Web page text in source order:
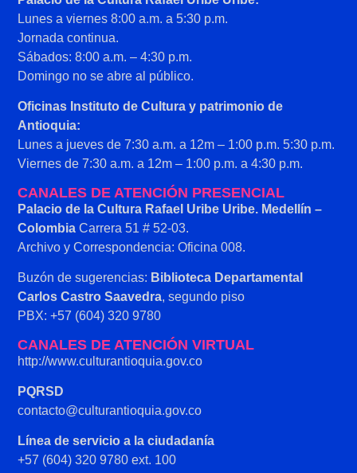
CANALES DE ATENCIÓN VIRTUAL
http://www.culturantioquia.gov.co
PQRSD
contacto@culturantioquia.gov.co
Línea de servicio a la ciudadanía
+57 (604) 320 9780 ext. 100
CANALES DE ATENCIÓN PRESENCIAL
Palacio de la Cultura Rafael Uribe Uribe. Medellín –
Colombia Carrera 51 # 52-03.
Archivo y Correspondencia: Oficina 008.
Buzón de sugerencias: Biblioteca Departamental
Carlos Castro Saavedra, segundo piso
PBX: +57 (604) 320 9780
Lunes a viernes 8:00 a.m. a 5:30 p.m.
Jornada continua.
Sábados: 8:00 a.m. – 4:30 p.m.
Domingo no se abre al público.
Oficinas Instituto de Cultura y patrimonio de
Antioquia:
Lunes a jueves de 7:30 a.m. a 12m – 1:00 p.m. 5:30 p.m.
Viernes de 7:30 a.m. a 12m – 1:00 p.m. a 4:30 p.m.